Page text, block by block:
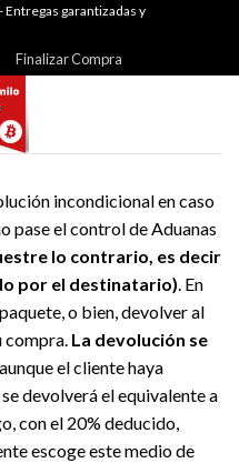
Entregas garantizadas y
Finalizar Compra
incondicional en caso
pase el control de Aduanas
lo contrario, es decir
por el destinatario). En
o bien, devolver al
compra. La devolución se
el cliente haya
devolverá el equivalente a
con el 20% deducido,
escoge este medio de